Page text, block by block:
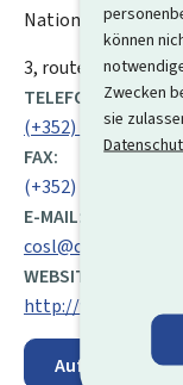
können
Zwecken
sie
Nationales
ADRESSE:
3, route d’ArlonL-
TELEFON:
(+352) 48 80 48 200
FAX:
(+352) 48 80 74
E-MAIL:
cosl@cosl.lu
WEBSITE:
http://www.cosl.lu/
Auf der Karte